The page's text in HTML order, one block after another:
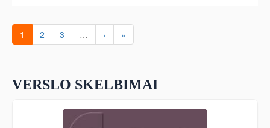
1 2 3 … › »
VERSLO SKELBIMAI